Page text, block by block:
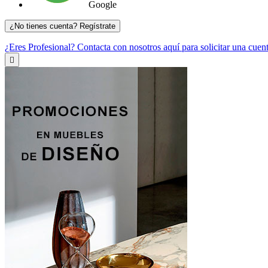
Google
¿No tienes cuenta? Regístrate
¿Eres Profesional? Contacta con nosotros aquí para solicitar una
